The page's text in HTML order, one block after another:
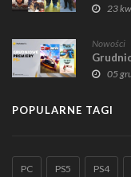
23
Nowości
05
POPULARNE TAGI
PC PS5 PS4